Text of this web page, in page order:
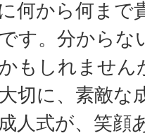
何から何まで
す。分から
もしれません
切に、素敵な
人式が、笑顔